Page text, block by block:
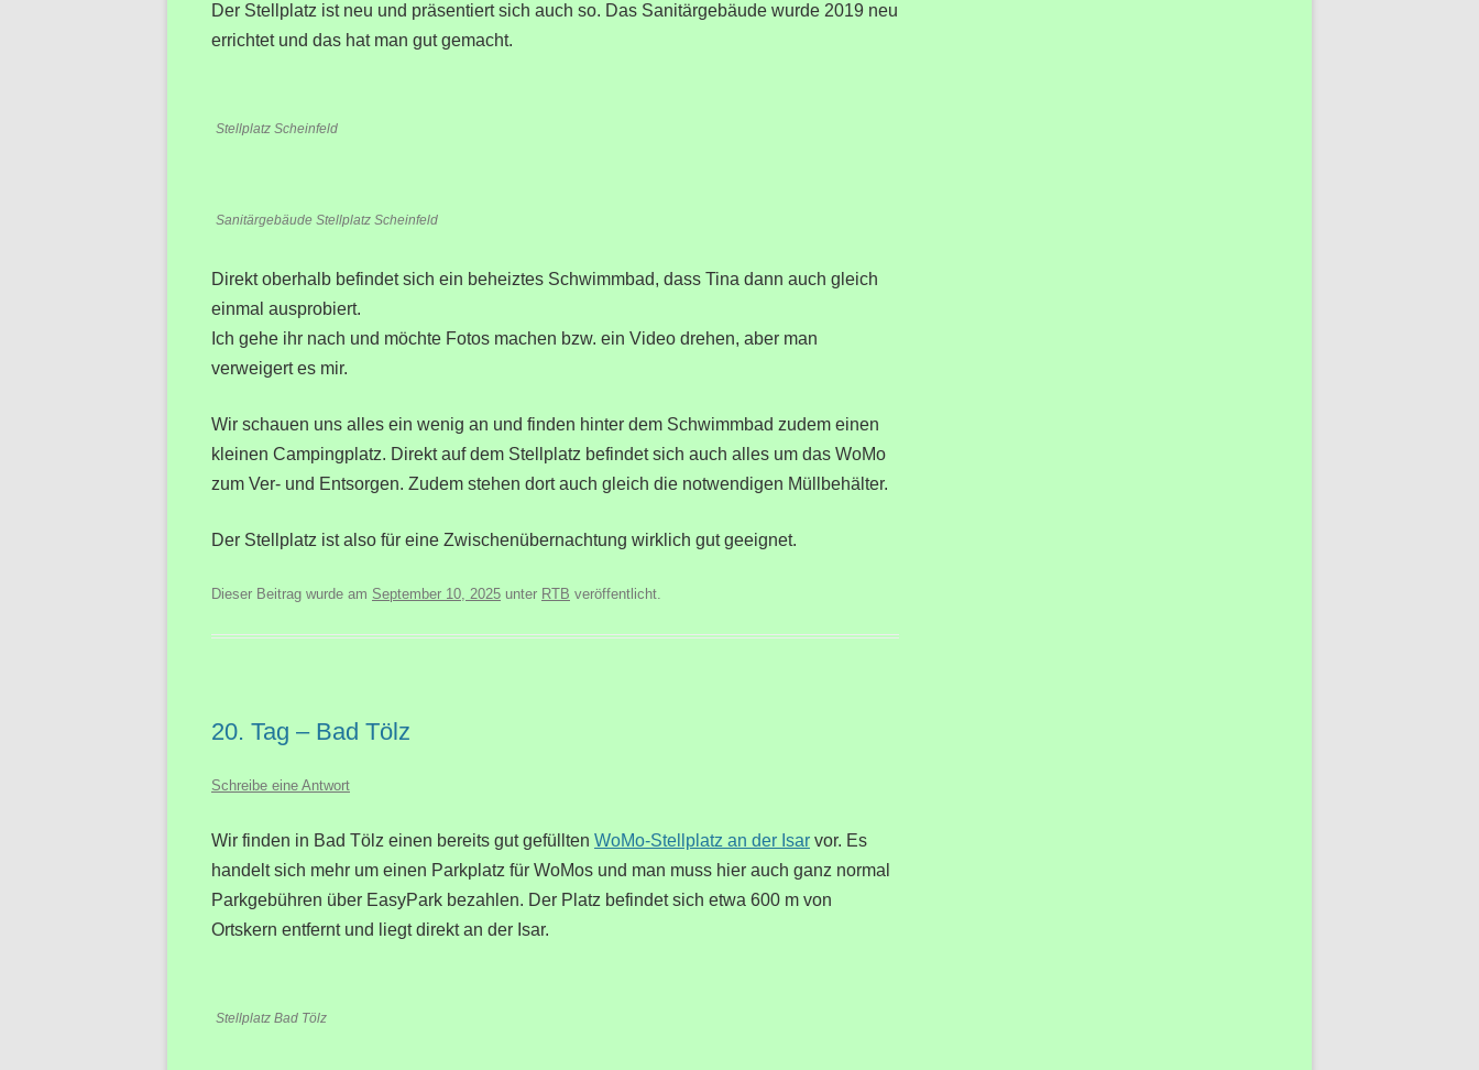
Der Stellplatz ist neu und präsentiert sich auch so. Das Sanitärgebäude wurde 2019 neu
errichtet und das hat man gut gemacht.
Stellplatz Scheinfeld
Sanitärgebäude Stellplatz Scheinfeld
Direkt oberhalb befindet sich ein beheiztes Schwimmbad, dass Tina dann auch gleich
einmal ausprobiert.
Ich gehe ihr nach und möchte Fotos machen bzw. ein Video drehen, aber man
verweigert es mir.
Wir schauen uns alles ein wenig an und finden hinter dem Schwimmbad zudem einen
kleinen Campingplatz. Direkt auf dem Stellplatz befindet sich auch alles um das WoMo
zum Ver- und Entsorgen. Zudem stehen dort auch gleich die notwendigen Müllbehälter.
Der Stellplatz ist also für eine Zwischenübernachtung wirklich gut geeignet.
Dieser Beitrag wurde am September 10, 2025 unter RTB veröffentlicht.
20. Tag – Bad Tölz
Schreibe eine Antwort
Wir finden in Bad Tölz einen bereits gut gefüllten WoMo-Stellplatz an der Isar vor. Es
handelt sich mehr um einen Parkplatz für WoMos und man muss hier auch ganz normal
Parkgebühren über EasyPark bezahlen. Der Platz befindet sich etwa 600 m von
Ortskern entfernt und liegt direkt an der Isar.
Stellplatz Bad Tölz